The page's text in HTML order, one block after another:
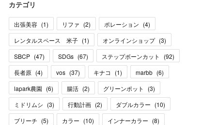
カテゴリ
出張美容 (1) リファ (2) ポレーション (4)
レンタルスペース 米子 (1) オンラインショップ (3)
SBCP (47) SDGs (67) ステップボーンカット (92)
長者原 (4) vos (37) キナコ (1) marbb (6)
lapark農園 (6) 腸活 (2) グリーンポット (3)
ミドリムシ (3) 行動計画 (2) ダブルカラー (10)
ブリーチ (5) カラー (10) インナーカラー (8)